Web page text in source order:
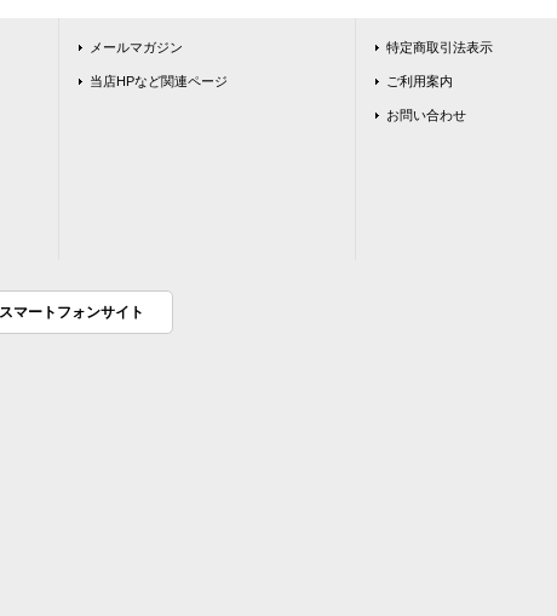
メールマガジン
当店HPなど関連ページ
特定商取引法表示
ご利用案内
お問い合わせ
スマートフォンサイト